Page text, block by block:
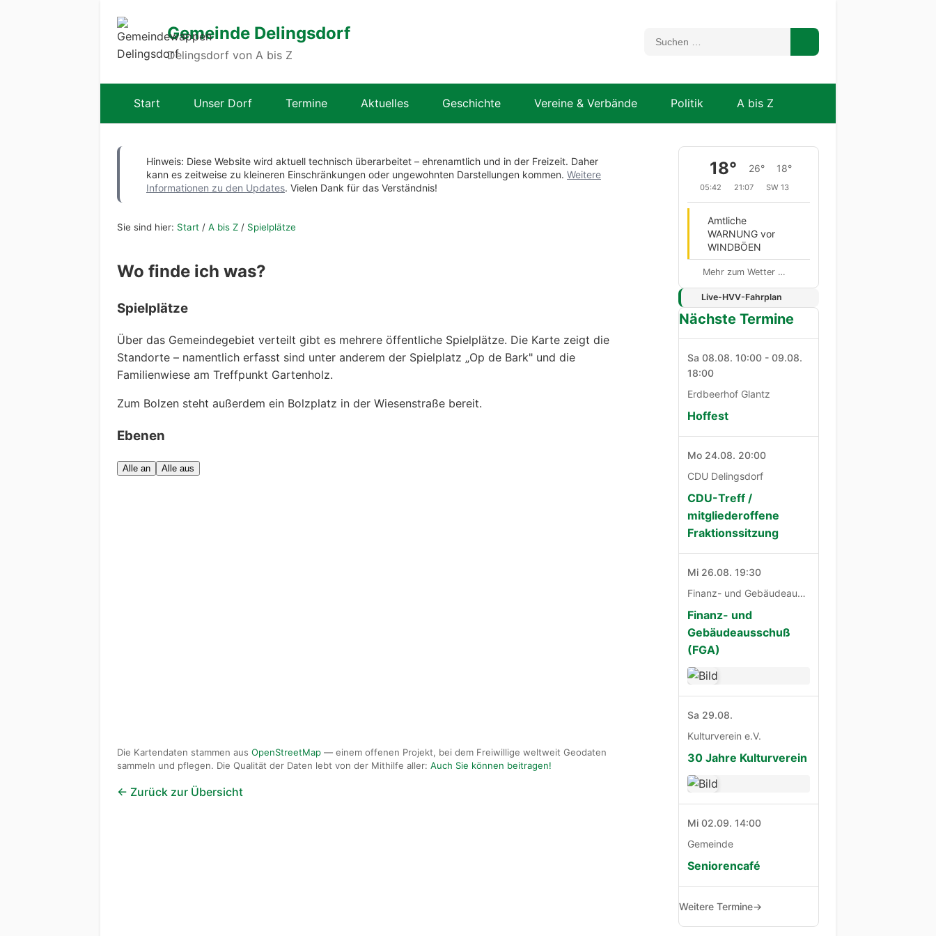
Gemeinde Delingsdorf
Delingsdorf von A bis Z
Start Unser Dorf Termine Aktuelles Geschichte Vereine & Verbände Politik A bis Z
Hinweis: Diese Website wird aktuell technisch überarbeitet – ehrenamtlich und in der Freizeit. Daher
kann es zeitweise zu kleineren Einschränkungen oder ungewohnten Darstellungen kommen. Weitere
Informationen zu den Updates. Vielen Dank für das Verständnis!
Sie sind hier: Start / A bis Z / Spielplätze
Wo finde ich was?
Spielplätze
Über das Gemeindegebiet verteilt gibt es mehrere öffentliche Spielplätze. Die Karte zeigt die
Standorte – namentlich erfasst sind unter anderem der Spielplatz „Op de Bark" und die
Familienwiese am Treffpunkt Gartenholz.
Zum Bolzen steht außerdem ein Bolzplatz in der Wiesenstraße bereit.
Ebenen
Alle an Alle aus
Die Kartendaten stammen aus OpenStreetMap — einem offenen Projekt, bei dem Freiwillige weltweit Geodaten
sammeln und pflegen. Die Qualität der Daten lebt von der Mithilfe aller: Auch Sie können beitragen!
← Zurück zur Übersicht
18° 26° 18°
05:42 21:07 SW 13
Amtliche
WARNUNG vor
WINDBÖEN
Mehr zum Wetter …
Live-HVV-Fahrplan
Nächste Termine
Sa 08.08. 10:00 - 09.08.
18:00
Erdbeerhof Glantz
Hoffest
Mo 24.08. 20:00
CDU Delingsdorf
CDU-Treff /
mitgliederoffene
Fraktionssitzung
Mi 26.08. 19:30
Finanz- und Gebäudeausschuß
Finanz- und
Gebäudeausschuß
(FGA)
Sa 29.08.
Kulturverein e.V.
30 Jahre Kulturverein
Mi 02.09. 14:00
Gemeinde
Seniorencafé
Weitere Termine→